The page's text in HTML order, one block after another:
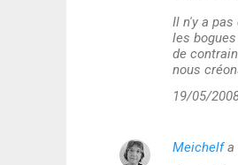
Il n'y a
les
de
nous
19/05/
Meichelfa